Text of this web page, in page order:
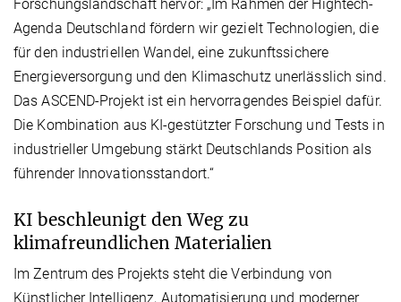
Forschungslandschaft hervor: „Im Rahmen der Hightech-
Agenda Deutschland fördern wir gezielt Technologien, die
für den industriellen Wandel, eine zukunftssichere
Energieversorgung und den Klimaschutz unerlässlich sind.
Das ASCEND-Projekt ist ein hervorragendes Beispiel dafür.
Die Kombination aus KI-gestützter Forschung und Tests in
industrieller Umgebung stärkt Deutschlands Position als
führender Innovationsstandort.“
KI beschleunigt den Weg zu
klimafreundlichen Materialien
Im Zentrum des Projekts steht die Verbindung von
Künstlicher Intelligenz, Automatisierung und moderner